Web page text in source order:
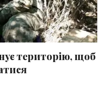
територію, щоб